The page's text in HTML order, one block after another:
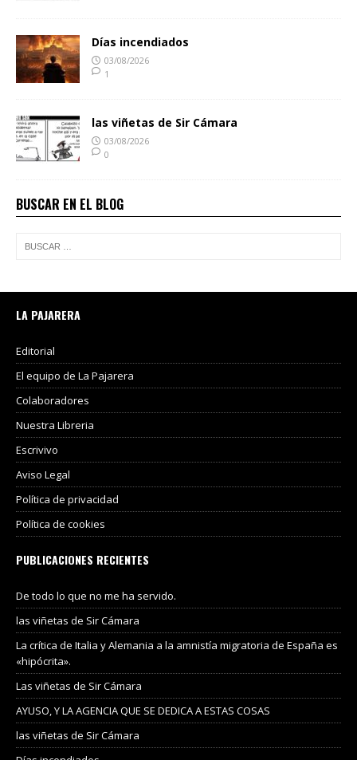
Días incendiados
03/08/2026
1
las viñetas de Sir Cámara
03/08/2026
0
BUSCAR EN EL BLOG
LA PAJARERA
Editorial
El equipo de La Pajarera
Colaboradores
Nuestra Libreria
Escrivivo
Aviso Legal
Política de privacidad
Política de cookies
PUBLICACIONES RECIENTES
De todo lo que no me ha servido.
las viñetas de Sir Cámara
La crítica de Italia y Alemania a la amnistía migratoria de España es
«hipócrita».
Las viñetas de Sir Cámara
AYUSO, Y LA AGENCIA QUE SE DEDICA A ESTAS COSAS
las viñetas de Sir Cámara